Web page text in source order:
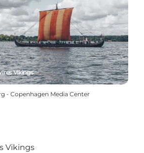
Vikings
- Copenhagen Media Center
Vikings